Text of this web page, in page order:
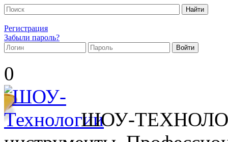
Регистрация
Забыли пароль?
0
ШОУ-